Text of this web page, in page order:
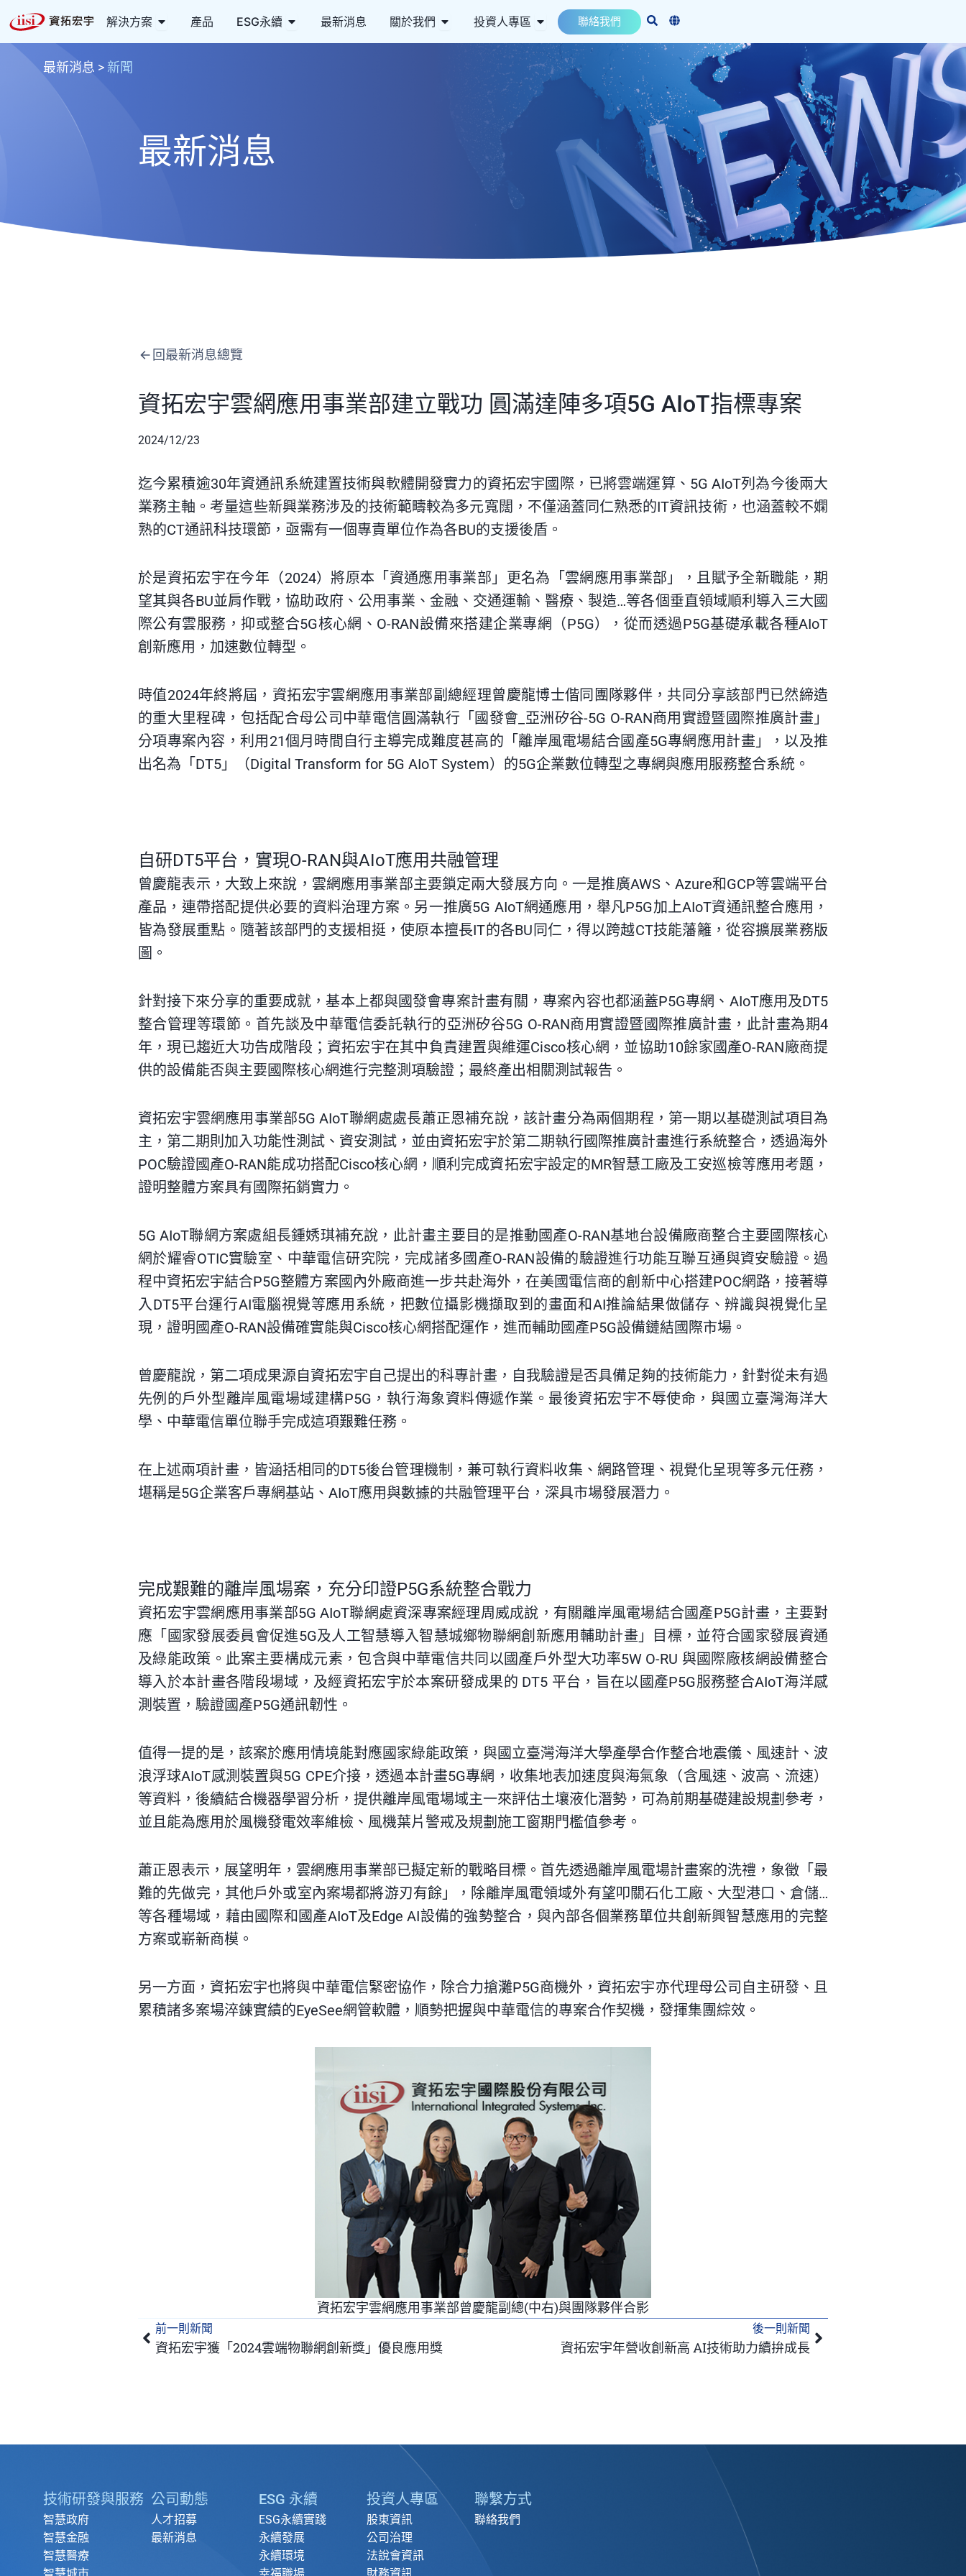
至
主
解決方案 Open 解決方案
產品 ESG永續 Open ESG永續
最新消息 關於我們 Open 關於我們
投資人專區 Open 投資人專區
聯絡我們
最新消息 > 新聞
最新消息
回最新消息總覽
資拓宏宇雲網應用事業部建立戰功 圓滿達陣多項5G AIoT指標專案
2024/12/23
迄今累積逾30年資通訊系統建置技術與軟體開發實力的資拓宏宇國際，已將雲端運算、5GAIoT列為今後兩大
業務主軸。考量這些新興業務涉及的技術範疇較為多元寬闊，不僅涵蓋同仁熟悉的IT資訊技術，也涵蓋較不嫻
熟的CT通訊科技環節，亟需有一個專責單位作為各BU的支援後盾。
於是資拓宏宇在今年（2024）將原本「資通應用事業部」更名為「雲網應用事業部」，且賦予全新職能，期
望其與各BU並肩作戰，協助政府、公用事業、金融、交通運輸、醫療、製造…等各個垂直領域順利導入三大國
際公有雲服務，抑或整合5G核心網、O-RAN設備來搭建企業專網（P5G），從而透過P5G基礎承載各種AIoT
創新應用，加速數位轉型。
時值2024年終將屆，資拓宏宇雲網應用事業部副總經理曾慶龍博士偕同團隊夥伴，共同分享該部門已然締造
的重大里程碑，包括配合母公司中華電信圓滿執行「國發會_亞洲矽谷-5G O-RAN商用實證暨國際推廣計畫」
分項專案內容，利用21個月時間自行主導完成難度甚高的「離岸風電場結合國產5G專網應用計畫」，以及推
出名為「DT5」（Digital Transform for 5G AIoT System）的5G企業數位轉型之專網與應用服務整合系統。
自研DT5平台，實現O-RAN與AIoT應用共融管理
曾慶龍表示，大致上來說，雲網應用事業部主要鎖定兩大發展方向。一是推廣AWS、Azure和GCP等雲端平台
產品，連帶搭配提供必要的資料治理方案。另一推廣5G AIoT網通應用，舉凡P5G加上AIoT資通訊整合應用，
皆為發展重點。隨著該部門的支援相挺，使原本擅長IT的各BU同仁，得以跨越CT技能藩籬，從容擴展業務版
圖。
針對接下來分享的重要成就，基本上都與國發會專案計畫有關，專案內容也都涵蓋P5G專網、 AIoT應用及DT5
整合管理等環節。首先談及中華電信委託執行的亞洲矽谷5G O-RAN商用實證暨國際推廣計畫，此計畫為期4
年，現已趨近大功告成階段；資拓宏宇在其中負責建置與維運Cisco核心網，並協助10餘家國產O-RAN廠商提
供的設備能否與主要國際核心網進行完整測項驗證；最終產出相關測試報告。
資拓宏宇雲網應用事業部5GAIoT聯網處處長蕭正恩補充說，該計畫分為兩個期程，第一期以基礎測試項目為
主，第二期則加入功能性測試、資安測試，並由資拓宏宇於第二期執行國際推廣計畫進行系統整合，透過海外
POC驗證國產O-RAN能成功搭配Cisco核心網，順利完成資拓宏宇設定的MR智慧工廠及工安巡檢等應用考題，
證明整體方案具有國際拓銷實力。
5G AIoT聯網方案處組長鍾㛢琪補充說，此計畫主要目的是推動國產O-RAN基地台設備廠商整合主要國際核心
網於耀睿OTIC實驗室、中華電信研究院，完成諸多國產O-RAN設備的驗證進行功能互聯互通與資安驗證。過
程中資拓宏宇結合P5G整體方案國內外廠商進一步共赴海外，在美國電信商的創新中心搭建POC網路，接著導
入DT5平台運行AI電腦視覺等應用系統，把數位攝影機擷取到的畫面和AI推論結果做儲存、辨識與視覺化呈
現，證明國產O-RAN設備確實能與Cisco核心網搭配運作，進而輔助國產P5G設備鏈結國際市場。
曾慶龍說，第二項成果源自資拓宏宇自己提出的科專計畫，自我驗證是否具備足夠的技術能力，針對從未有過
先例的戶外型離岸風電場域建構P5G，執行海象資料傳遞作業。最後資拓宏宇不辱使命，與國立臺灣海洋大
學、中華電信單位聯手完成這項艱難任務。
在上述兩項計畫，皆涵括相同的DT5後台管理機制，兼可執行資料收集、網路管理、視覺化呈現等多元任務，
堪稱是5G企業客戶專網基站、 AIoT應用與數據的共融管理平台，深具市場發展潛力。
完成艱難的離岸風場案，充分印證P5G系統整合戰力
資拓宏宇雲網應用事業部5G AIoT聯網處資深專案經理周威成說，有關離岸風電場結合國產P5G計畫，主要對
應「國家發展委員會促進5G及人工智慧導入智慧城鄉物聯網創新應用輔助計畫」目標，並符合國家發展資通
及綠能政策。此案主要構成元素，包含與中華電信共同以國產戶外型大功率5W O-RU 與國際廠核網設備整合
導入於本計畫各階段場域，及經資拓宏宇於本案研發成果的 DT5 平台，旨在以國產P5G服務整合AIoT海洋感
測裝置，驗證國產P5G通訊韌性。
值得一提的是，該案於應用情境能對應國家綠能政策，與國立臺灣海洋大學產學合作整合地震儀、風速計、波
浪浮球AIoT感測裝置與5G CPE介接，透過本計畫5G專網，收集地表加速度與海氣象（含風速、波高、流速）
等資料，後續結合機器學習分析，提供離岸風電場域主一來評估土壤液化潛勢，可為前期基礎建設規劃參考，
並且能為應用於風機發電效率維檢、風機葉片警戒及規劃施工窗期門檻值參考。
蕭正恩表示，展望明年，雲網應用事業部已擬定新的戰略目標。首先透過離岸風電場計畫案的洗禮，象徵「最
難的先做完，其他戶外或室內案場都將游刃有餘」，除離岸風電領域外有望叩關石化工廠、大型港口、倉儲…
等各種場域，藉由國際和國產AIoT及Edge AI設備的強勢整合，與內部各個業務單位共創新興智慧應用的完整
方案或嶄新商模。
另一方面，資拓宏宇也將與中華電信緊密協作，除合力搶灘P5G商機外，資拓宏宇亦代理母公司自主研發、且
累積諸多案場淬鍊實績的EyeSee網管軟體，順勢把握與中華電信的專案合作契機，發揮集團綜效。
資拓宏宇雲網應用事業部曾慶龍副總(中右)與團隊夥伴合影
上一頁
前一則新聞
資拓宏宇獲「2024雲端物聯網創新獎」優良應用獎
後一則新聞
資拓宏宇年營收創新高 AI技術助力續拚成長
下一篇
技術研發與服務
智慧政府
智慧金融
智慧醫療
公司動態
人才招募
最新消息
ESG 永續
ESG永續實踐
永續發展
永續環境
投資人專區
股東資訊
公司治理
法說會資訊
聯繫方式
聯絡我們